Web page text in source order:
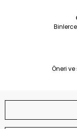
Öneri